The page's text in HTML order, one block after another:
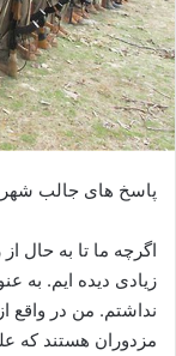
پاسخ های جالب
اگرچه ما تا به حال
زیادی دیده ایم.
نداشتم. من در واقع
مزدوران هستند که